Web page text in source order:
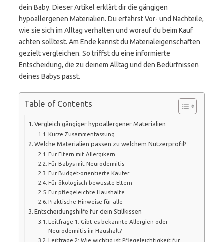
dein Baby. Dieser Artikel erklärt dir die gängigen
hypoallergenen Materialien. Du erfährst Vor- und Nachteile,
wie sie sich im Alltag verhalten und worauf du beim Kauf
achten solltest. Am Ende kannst du Materialeigenschaften
gezielt vergleichen. So triffst du eine informierte
Entscheidung, die zu deinem Alltag und den Bedürfnissen
deines Babys passt.
Table of Contents
Vergleich gängiger hypoallergener Materialien
Kurze Zusammenfassung
Welche Materialien passen zu welchem Nutzerprofil?
Für Eltern mit Allergikern
Für Babys mit Neurodermitis
Für Budget-orientierte Käufer
Für ökologisch bewusste Eltern
Für pflegeleichte Haushalte
Praktische Hinweise für alle
Entscheidungshilfe für dein Stillkissen
Leitfrage 1: Gibt es bekannte Allergien oder
Neurodermitis im Haushalt?
Leitfrage 2: Wie wichtig ist Pflegeleichtigkeit für